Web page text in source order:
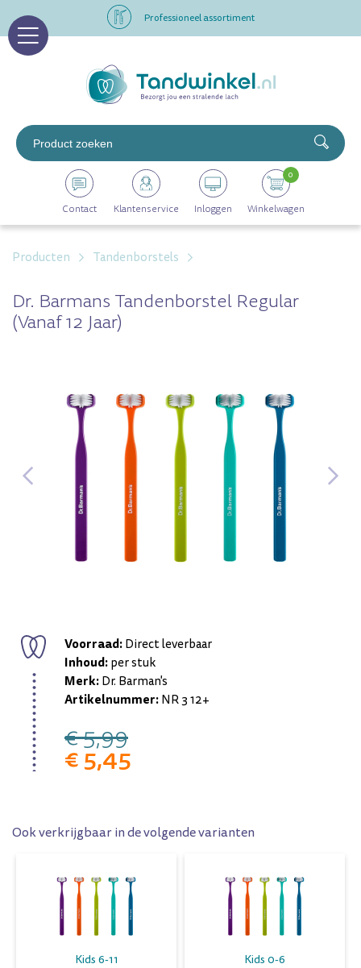
Professioneel assortiment
Op werkdagen voor 16.00 uur besteld, morgen in huis
Professioneel assortiment
Altijd op voorraad
Contact Klantenservice Inloggen Winkelwagen
0
Producten Tandenborstels
Dr. Barmans Tandenborstel Regular
(vanaf 12 Jaar)
Voorraad:Direct leverbaar
Inhoud:per stuk
Merk:Dr. Barman's
Artikelnummer:NR 3 12+
€ 5,99
€ 5,45
Ook verkrijgbaar in de volgende varianten
Kids 6-11 Kids 0-6